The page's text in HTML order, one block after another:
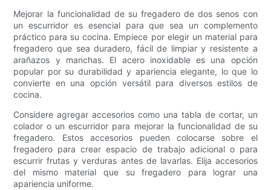
Mejorar la funcionalidad de su fregadero de dos senos con
un escurridor es esencial para que sea un complemento
práctico para su cocina. Empiece por elegir un material para
fregadero que sea duradero, fácil de limpiar y resistente a
arañazos y manchas. El acero inoxidable es una opción
popular por su durabilidad y apariencia elegante, lo que lo
convierte en una opción versátil para diversos estilos de
cocina.
Considere agregar accesorios como una tabla de cortar, un
colador o un escurridor para mejorar la funcionalidad de su
fregadero. Estos accesorios pueden colocarse sobre el
fregadero para crear espacio de trabajo adicional o para
escurrir frutas y verduras antes de lavarlas. Elija accesorios
del mismo material que su fregadero para lograr una
apariencia uniforme.